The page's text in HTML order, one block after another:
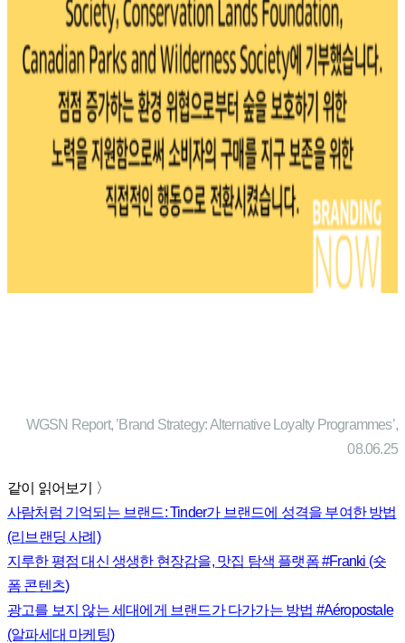
WGSN Report, ’Brand Strategy: Alternative Loyalty Programmes’,
08.06.25
같이 읽어보기 〉
사람처럼 기억되는 브랜드: Tinder가 브랜드에 성격을 부여한 방법
(리브랜딩 사례)
지루한 평점 대신 생생한 현장감을, 맛집 탐색 플랫폼 #Franki (숏
폼 콘텐츠)
광고를 보지 않는 세대에게 브랜드가 다가가는 방법 #Aéropostale
(알파세대 마케팅)